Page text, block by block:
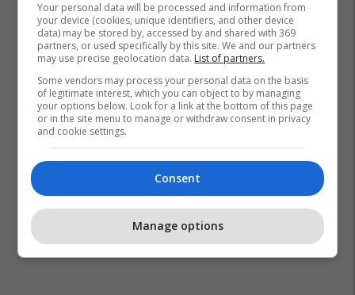
Your personal data will be processed and information from
your device (cookies, unique identifiers, and other device
data) may be stored by, accessed by and shared with 369
partners, or used specifically by this site. We and our partners
may use precise geolocation data. List of partners.
Some vendors may process your personal data on the basis
of legitimate interest, which you can object to by managing
your options below. Look for a link at the bottom of this page
or in the site menu to manage or withdraw consent in privacy
and cookie settings.
Consent
Manage options